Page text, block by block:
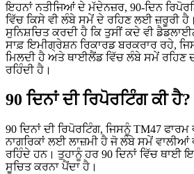
ਇਹਨਾਂ ਨਤੀਜਿਆਂ ਦੇ ਮੱਦੇਨਜ਼ਰ, 90-ਦਿਨ
ਵਿੱਚ ਕਿਸੇ ਵੀ ਲੰਬੇ ਸਮੇਂ ਦੇ ਰਹਿਣ ਲਈ ਜ਼ਰੂਰੀ
ਸੁਨਿਸ਼ਚਿਤ ਕਰਦੀ ਹੈ ਕਿ ਤੁਸੀਂ ਕਦੇ ਵੀ
ਸਾਫ਼ ਇਮੀਗ੍ਰੇਸ਼ਨ ਰਿਕਾਰਡ ਬਰਕਰਾਰ ਰਹੇ,
ਮਿਲਦੀ ਹੈ ਅਤੇ ਥਾਈਲੈਂਡ ਵਿੱਚ ਲੰਬੇ ਸਮੇਂ ਰਹਿਣ
ਰਹਿੰਦੀ ਹੈ।
90 ਦਿਨਾਂ ਦੀ ਰਿਪੋਰਟਿੰਗ ਕੀ ਹੈ?
90 ਦਿਨਾਂ ਦੀ ਰਿਪੋਰਟਿੰਗ, ਜਿਸਨੂੰ TM47
ਨਾਗਰਿਕਾਂ ਲਈ ਲਾਜ਼ਮੀ ਹੈ ਜੋ ਲੰਬੇ ਸਮੇਂ
ਰਹਿੰਦੇ ਹਨ। ਤੁਹਾਨੂੰ ਹਰ 90 ਦਿਨਾਂ ਵਿੱਚ ਥਾਈ
ਸੂਚਿਤ ਕਰਨਾ ਪੈਂਦਾ ਹੈ।